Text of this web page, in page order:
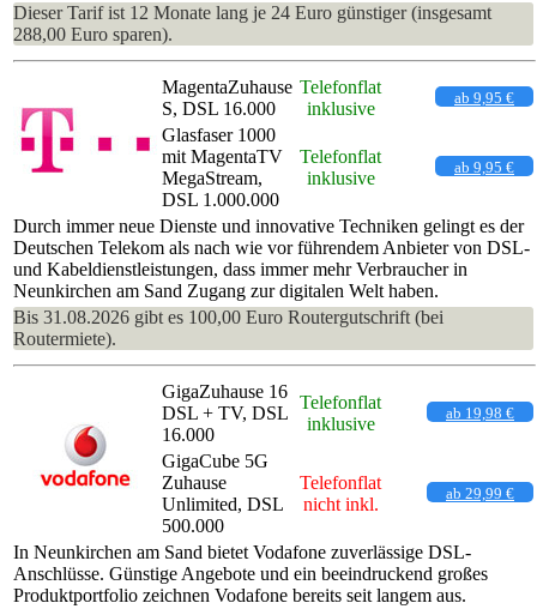
Dieser Tarif ist 12 Monate lang je 24 Euro günstiger (insgesamt
288,00 Euro sparen).
MagentaZuhause
S, DSL 16.000
Telefonflat
inklusive
ab 9,95 €
Glasfaser 1000
mit MagentaTV
MegaStream,
DSL 1.000.000
Telefonflat
inklusive
ab 9,95 €
Durch immer neue Dienste und innovative Techniken gelingt es der
Deutschen Telekom als nach wie vor führendem Anbieter von DSL-
und Kabeldienstleistungen, dass immer mehr Verbraucher in
Neunkirchen am Sand Zugang zur digitalen Welt haben.
Bis 31.08.2026 gibt es 100,00 Euro Routergutschrift (bei
Routermiete).
GigaZuhause 16
DSL + TV, DSL
16.000
Telefonflat
inklusive
ab 19,98 €
GigaCube 5G
Zuhause
Unlimited, DSL
500.000
Telefonflat
nicht inkl.
ab 29,99 €
In Neunkirchen am Sand bietet Vodafone zuverlässige DSL-
Anschlüsse. Günstige Angebote und ein beeindruckend großes
Produktportfolio zeichnen Vodafone bereits seit langem aus.